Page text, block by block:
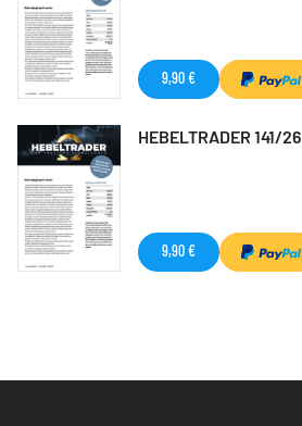
9,90 €
HEBELTRADER 141/26
9,90 €